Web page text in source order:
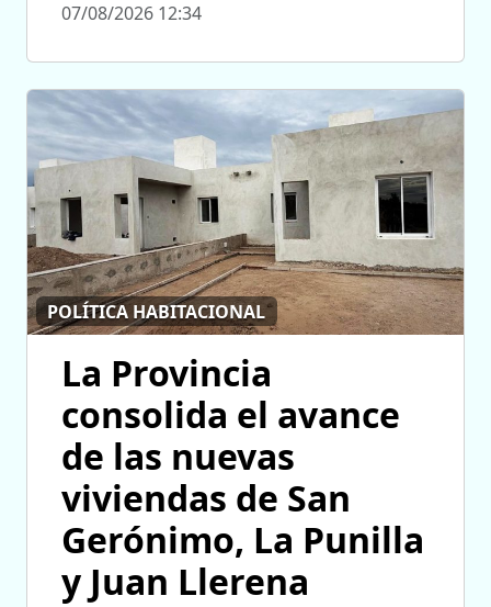
07/08/2026 12:34
POLÍTICA HABITACIONAL
La Provincia
consolida el avance
de las nuevas
viviendas de San
Gerónimo, La Punilla
y Juan Llerena